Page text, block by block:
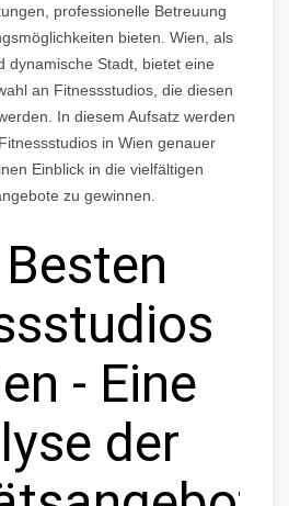
professionelle Betreuung
bieten. Wien, als
dynamische Stadt, bietet eine
an Fitnessstudios, die diesen
In diesem Aufsatz werden
in Wien genauer
Einblick in die vielfältigen
zu gewinnen.
- Eine
der